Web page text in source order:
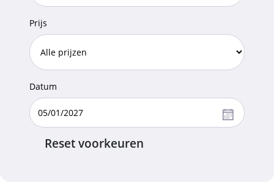
Prijs
Datum
Reset voorkeuren